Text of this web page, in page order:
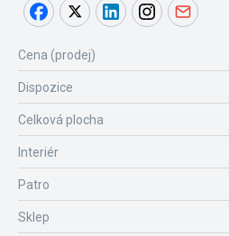
Cena (prodej)
Dispozice
Celková plocha
Interiér
Patro
Sklep